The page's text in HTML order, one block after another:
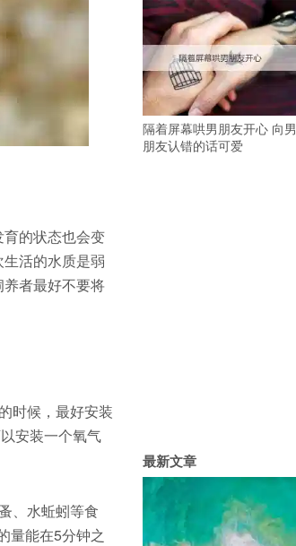
的状态也会变
活的水质是弱
者最好不要将
时候，最好安装
安装一个氧气
、水蚯蚓等食
量能在5分钟之
隔着屏幕哄男朋友开心 向男
朋友认错的话可爱
最新文章